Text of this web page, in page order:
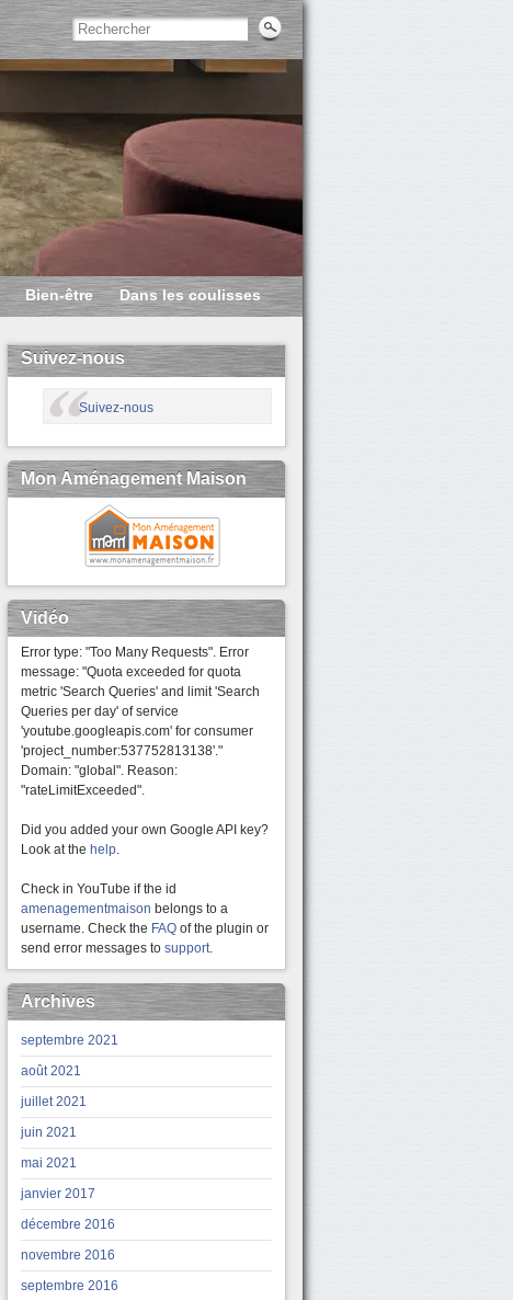
Bien-être Dans les coulisses
Suivez-nous
Suivez-nous
Mon Aménagement Maison
Vidéo
Error type: "Too Many Requests". Error
message: "Quota exceeded for quota
metric 'Search Queries' and limit 'Search
Queries per day' of service
'youtube.googleapis.com' for consumer
'project_number:537752813138'."
Domain: "global". Reason:
"rateLimitExceeded".
Did you added your own Google API key?
Look at the help.
Check in YouTube if the id
amenagementmaison belongs to a
username. Check the FAQ of the plugin or
send error messages to support.
Archives
septembre 2021
août 2021
juillet 2021
juin 2021
mai 2021
janvier 2017
décembre 2016
novembre 2016
septembre 2016